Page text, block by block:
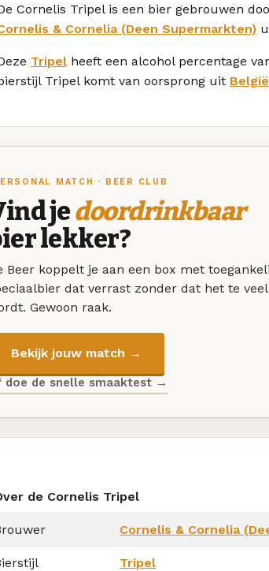
Cornelis Tripel is een bier gebrouwen
& Cornelia (Deen Supermarkten)
Tripel heeft een alcohol percentage
Tripel komt van oorsprong uit België
MATCH · BEER CLUB
jedoordrinkbaar
lekker?
Beer koppelt je aan een box met
dat verrast zonder dat het te veel
Gewoon raak.
Bekijk jouw match →
doe de snelle smaaktest →
de Cornelis Tripel
Cornelis & Cornelia
Tripel